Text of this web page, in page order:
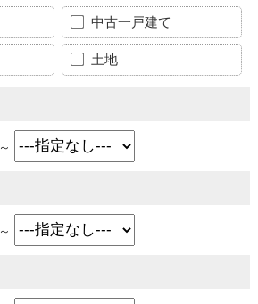
中古一戸建て
土地
～
～